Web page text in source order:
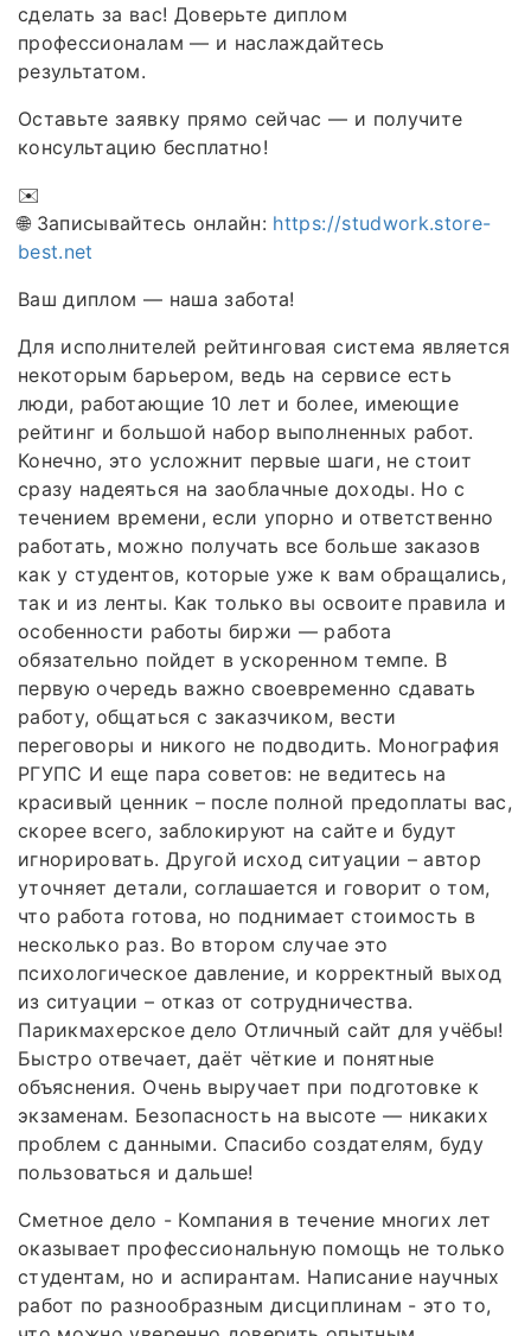
сделать за вас! Доверьте диплом
профессионалам — и наслаждайтесь
результатом.
Оставьте заявку прямо сейчас — и получите
консультацию бесплатно!
✉️
🌐 Записывайтесь онлайн: https://studwork.store-
best.net
Ваш диплом — наша забота!
Для исполнителей рейтинговая система является
некоторым барьером, ведь на сервисе есть
люди, работающие 10 лет и более, имеющие
рейтинг и большой набор выполненных работ.
Конечно, это усложнит первые шаги, не стоит
сразу надеяться на заоблачные доходы. Но с
течением времени, если упорно и ответственно
работать, можно получать все больше заказов
как у студентов, которые уже к вам обращались,
так и из ленты. Как только вы освоите правила и
особенности работы биржи — работа
обязательно пойдет в ускоренном темпе. В
первую очередь важно своевременно сдавать
работу, общаться с заказчиком, вести
переговоры и никого не подводить. Монография
РГУПС И еще пара советов: не ведитесь на
красивый ценник – после полной предоплаты вас,
скорее всего, заблокируют на сайте и будут
игнорировать. Другой исход ситуации – автор
уточняет детали, соглашается и говорит о том,
что работа готова, но поднимает стоимость в
несколько раз. Во втором случае это
психологическое давление, и корректный выход
из ситуации – отказ от сотрудничества.
Парикмахерское дело Отличный сайт для учёбы!
Быстро отвечает, даёт чёткие и понятные
объяснения. Очень выручает при подготовке к
экзаменам. Безопасность на высоте — никаких
проблем с данными. Спасибо создателям, буду
пользоваться и дальше!
Сметное дело - Компания в течение многих лет
оказывает профессиональную помощь не только
студентам, но и аспирантам. Написание научных
работ по разнообразным дисциплинам - это то,